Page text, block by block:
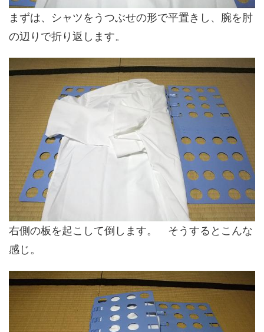
まずは、シャツをうつぶせの形で平置きし、腕を肘
の辺りで折り返します。
右側の板を起こして倒します。 そうするとこんな
感じ。